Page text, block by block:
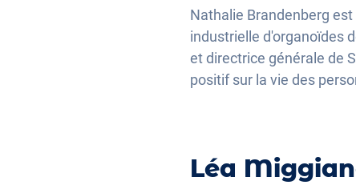
Nathalie Brandenberg
industrielle d'organoïdes
et directrice générale de
positif sur la vie des
Léa